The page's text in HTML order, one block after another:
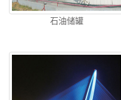
石油储罐